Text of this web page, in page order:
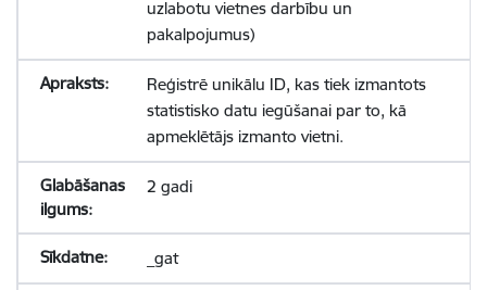
uzlabotu vietnes darbību un
pakalpojumus)
Reģistrē unikālu ID, kas tiek izmantots
statistisko datu iegūšanai par to, kā
apmeklētājs izmanto vietni.
2 gadi
_gat